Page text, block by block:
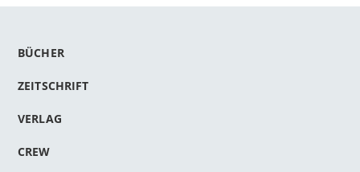
BÜCHER
ZEITSCHRIFT
VERLAG
CREW